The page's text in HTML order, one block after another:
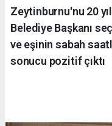
Zeytinburnu'nu 20
Belediye Başkanı
ve eşinin sabah
sonucu pozitif çıktı